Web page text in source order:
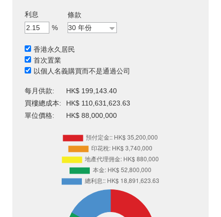
利息
%
條款
香港永久居民
首次置業
以個人名義購買而不是通過公司
每月供款:
HK$ 199,143.40
買樓總成本:
HK$ 110,631,623.63
單位價格:
HK$ 88,000,000